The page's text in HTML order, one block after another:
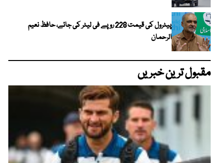
پیٹرول کی قیمت 228 روپے فی لیٹر کی جائے، حافظ نعیم
الرحمان
مقبول ترین خبریں